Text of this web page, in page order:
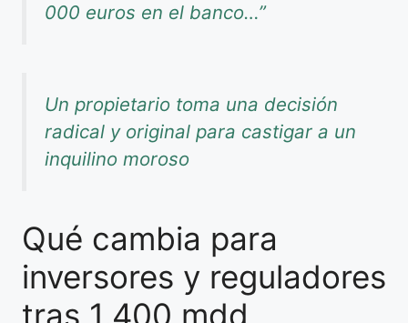
000 euros en el banco…”
Un propietario toma una decisión
radical y original para castigar a un
inquilino moroso
Qué cambia para
inversores y reguladores
tras 1,400 mdd